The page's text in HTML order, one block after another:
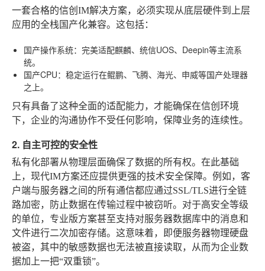
一套合格的信创IM解决方案，必须实现从底层硬件到上层
应用的全栈国产化兼容。这包括：
国产操作系统：完美适配麒麟、统信UOS、Deepin等主流系
统。
国产CPU：稳定运行在鲲鹏、飞腾、海光、申威等国产处理器
之上。
只有具备了这种全面的适配能力，才能确保在信创环境
下，企业的沟通协作不受任何影响，保障业务的连续性。
2. 自主可控的安全性
私有化部署从物理层面确保了数据的所有权。在此基础
上，现代IM方案还应提供更强的技术安全保障。例如，客
户端与服务器之间的所有通信都应通过SSL/TLS进行全链
路加密，防止数据在传输过程中被窃听。对于高安全等级
的单位，专业版方案甚至支持对服务器数据库中的消息和
文件进行二次加密存储。这意味着，即便服务器物理硬盘
被盗，其中的敏感数据也无法被直接读取，从而为企业数
据加上一把“双重锁”。